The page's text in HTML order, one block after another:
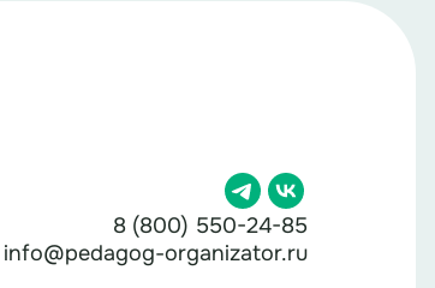
8 (800) 550-24-85
info@pedagog-organizator.ru